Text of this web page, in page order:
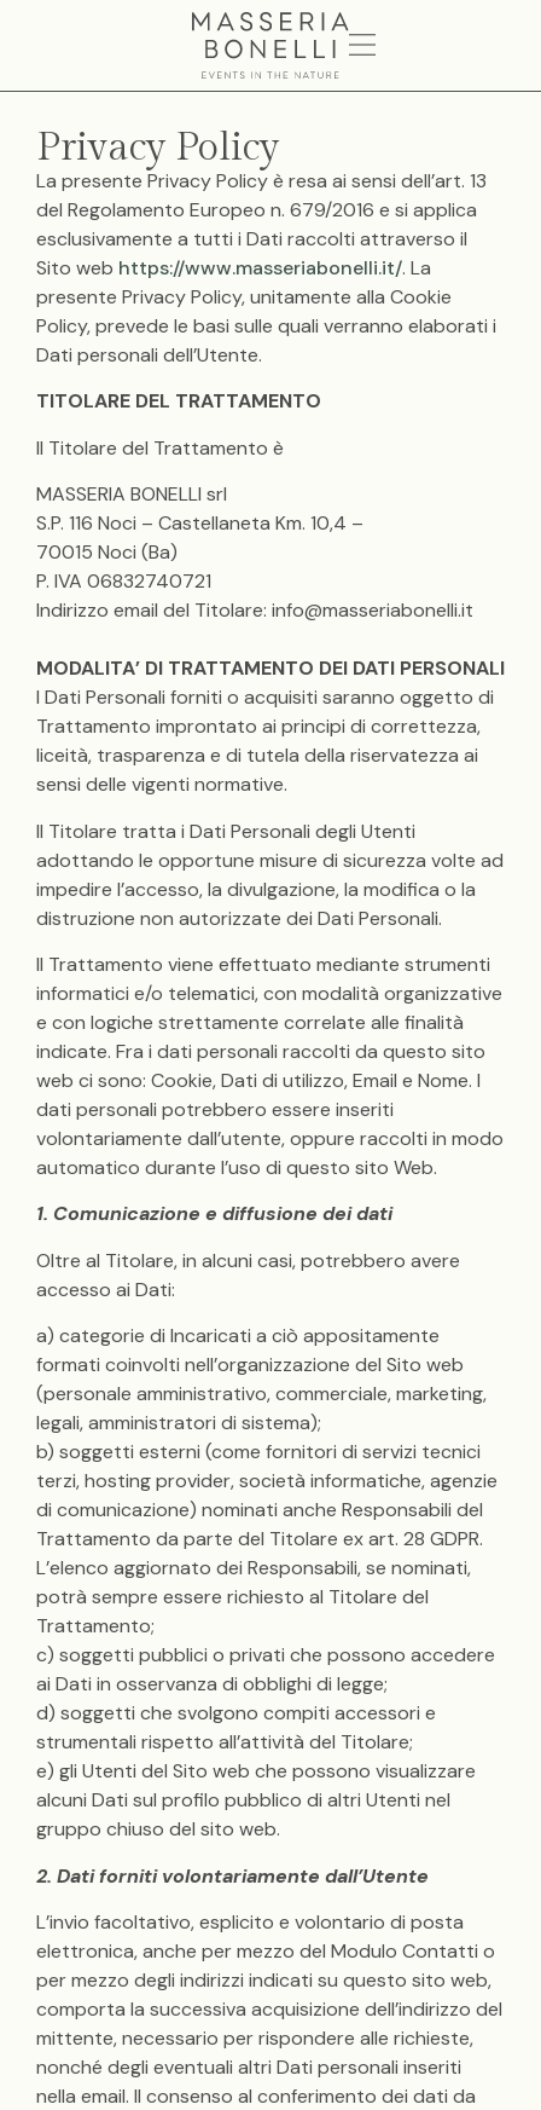
Privacy Policy
La presente Privacy Policy è resa ai sensi dell’art. 13
del Regolamento Europeo n. 679/2016 e si applica
esclusivamente a tutti i Dati raccolti attraverso il
Sito web https://www.masseriabonelli.it/. La
presente Privacy Policy, unitamente alla Cookie
Policy, prevede le basi sulle quali verranno elaborati i
Dati personali dell’Utente.
TITOLARE DEL TRATTAMENTO
Il Titolare del Trattamento è
MASSERIA BONELLI srl
S.P. 116 Noci – Castellaneta Km. 10,4 –
70015 Noci (Ba)
P. IVA 06832740721
Indirizzo email del Titolare: info@masseriabonelli.it
MODALITA’ DI TRATTAMENTO DEI DATI PERSONALI
I Dati Personali forniti o acquisiti saranno oggetto di
Trattamento improntato ai principi di correttezza,
liceità, trasparenza e di tutela della riservatezza ai
sensi delle vigenti normative.
Il Titolare tratta i Dati Personali degli Utenti
adottando le opportune misure di sicurezza volte ad
impedire l’accesso, la divulgazione, la modifica o la
distruzione non autorizzate dei Dati Personali.
Il Trattamento viene effettuato mediante strumenti
informatici e/o telematici, con modalità organizzative
e con logiche strettamente correlate alle finalità
indicate. Fra i dati personali raccolti da questo sito
web ci sono: Cookie, Dati di utilizzo, Email e Nome. I
dati personali potrebbero essere inseriti
volontariamente dall’utente, oppure raccolti in modo
automatico durante l’uso di questo sito Web.
1. Comunicazione e diffusione dei dati
Oltre al Titolare, in alcuni casi, potrebbero avere
accesso ai Dati:
a) categorie di Incaricati a ciò appositamente
formati coinvolti nell’organizzazione del Sito web
(personale amministrativo, commerciale, marketing,
legali, amministratori di sistema);
b) soggetti esterni (come fornitori di servizi tecnici
terzi, hosting provider, società informatiche, agenzie
di comunicazione) nominati anche Responsabili del
Trattamento da parte del Titolare ex art. 28 GDPR.
L’elenco aggiornato dei Responsabili, se nominati,
potrà sempre essere richiesto al Titolare del
Trattamento;
c) soggetti pubblici o privati che possono accedere
ai Dati in osservanza di obblighi di legge;
d) soggetti che svolgono compiti accessori e
strumentali rispetto all’attività del Titolare;
e) gli Utenti del Sito web che possono visualizzare
alcuni Dati sul profilo pubblico di altri Utenti nel
gruppo chiuso del sito web.
2. Dati forniti volontariamente dall’Utente
L’invio facoltativo, esplicito e volontario di posta
elettronica, anche per mezzo del Modulo Contatti o
per mezzo degli indirizzi indicati su questo sito web,
comporta la successiva acquisizione dell’indirizzo del
mittente, necessario per rispondere alle richieste,
nonché degli eventuali altri Dati personali inseriti
nella email. Il consenso al conferimento dei dati da